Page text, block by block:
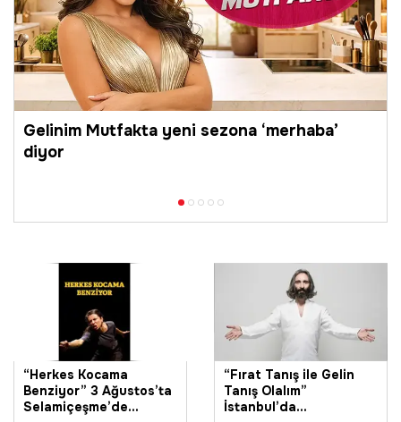
Gelinim Mutfakta yeni sezona ‘merhaba’
diyor
“Herkes Kocama
Benziyor” 3 Ağustos’ta
Selamiçeşme’de
“Fırat Tanış ile Gelin
Tanış Olalım”
İstanbul’da